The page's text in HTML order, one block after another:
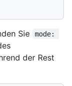
Sie
mode:
der Rest